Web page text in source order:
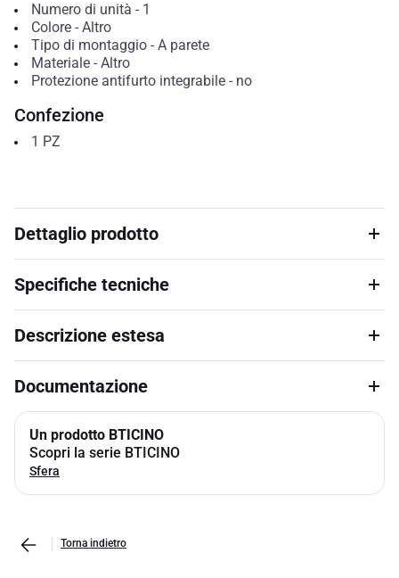
Numero di unità - 1
Colore- Altro
Tipo di montaggio- A parete
Materiale- Altro
Protezione antifurto integrabile- no
Confezione
1 PZ
Dettaglio prodotto
Specifiche tecniche
Descrizione estesa
Documentazione
Un prodotto BTICINO
Scopri la serie BTICINO
Sfera
Torna indietro